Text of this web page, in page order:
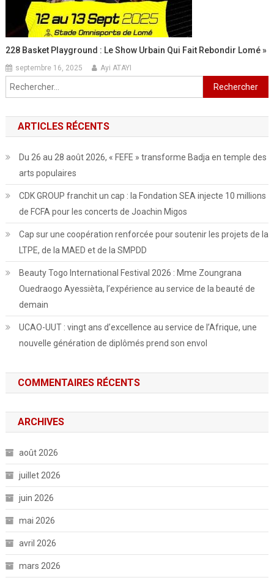
228 Basket Playground : Le Show Urbain Qui Fait Rebondir Lomé »
septembre 16, 2025 Ayi ATAYI
Rechercher :
ARTICLES RÉCENTS
Du 26 au 28 août 2026, « FEFE » transforme Badja en temple des
arts populaires
CDK GROUP franchit un cap : la Fondation SEA injecte 10 millions
de FCFA pour les concerts de Joachin Migos
Cap sur une coopération renforcée pour soutenir les projets de la
LTPE, de la MAED et de la SMPDD
Beauty Togo International Festival 2026 : Mme Zoungrana
Ouedraogo Ayessièta, l’expérience au service de la beauté de
demain
UCAO-UUT : vingt ans d’excellence au service de l’Afrique, une
nouvelle génération de diplômés prend son envol
COMMENTAIRES RÉCENTS
ARCHIVES
août 2026
juillet 2026
juin 2026
mai 2026
avril 2026
mars 2026